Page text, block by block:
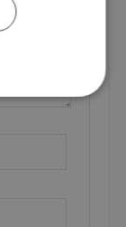
niet over
bestelling. U